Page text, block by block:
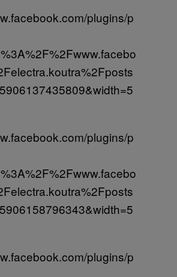
plugins/p
plugins/p
plugins/p